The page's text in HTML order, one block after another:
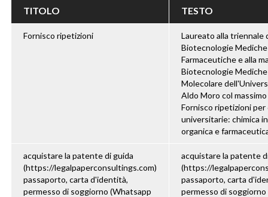
TITOLO TESTO
Fornisco ripetizioni
Laureato alla triennale
Biotecnologie
Farmaceutiche e alla
Biotecnologie
Molecolare
Aldo Moro col
Fornisco ripetizioni per
universitarie: chimica
organica e
acquistare la patente di guida
(https://legalpaperconsultings.com)
passaporto, carta d'identità,
permesso di soggiorno (Whatsapp
acquistare la patente
(https://
passaporto, carta
permesso di